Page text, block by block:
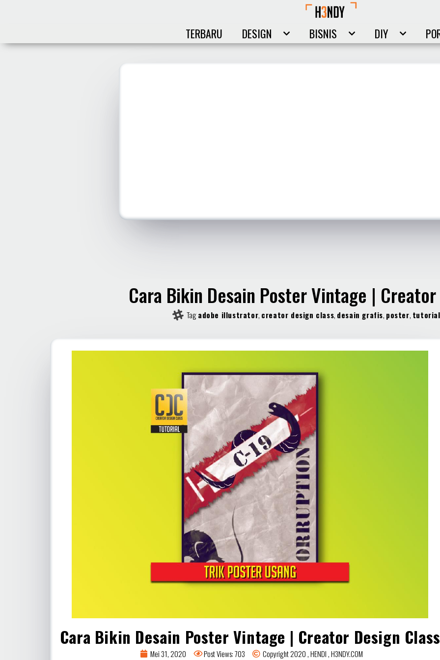
TERBARU DESIGN BISNIS DIY
Cara Bikin Desain Poster Vintage |
Tagadobe illustrator, creator design class, desain grafis, poster,
Cara Bikin Desain Poster Vintage | Creator Design Class
Mei 31, 2020 Post Views: 703 Copyright 2020 , HENDI , H3NDY.COM